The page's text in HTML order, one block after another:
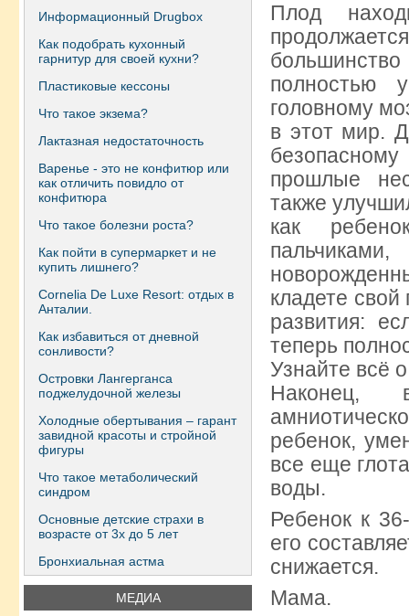
Информационный Drugbox
Как подобрать кухонный
гарнитур для своей кухни?
Пластиковые кессоны
Что такое экзема?
Лактазная недостаточность
Варенье - это не конфитюр или
как отличить повидло от
конфитюра
Что такое болезни роста?
Как пойти в супермаркет и не
купить лишнего?
Сornelia De Luxe Resort: отдых в
Анталии.
Как избавиться от дневной
сонливости?
Островки Лангерганса
поджелудочной железы
Холодные обертывания – гарант
завидной красоты и стройной
фигуры
Что такое метаболический
синдром
Основные детские страхи в
возрасте от 3х до 5 лет
Бронхиальная астма
МЕДИА
Плод
полностью
головному
в этот мир.
прошлые
также
как
кладете
развития:
теперь
Узнайте всё
Наконец,
ребенок,
все еще
воды.
Ребенок к
его
снижается.
Мама.